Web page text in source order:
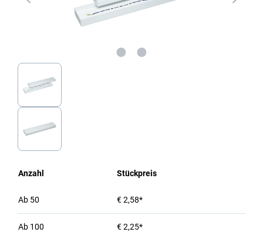
Anzahl Stückpreis
Ab 50 € 2,58*
Ab 100 € 2,25*